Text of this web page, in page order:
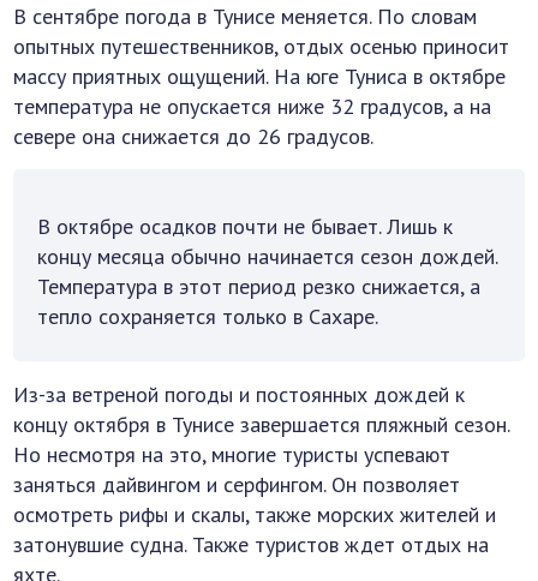
В сентябре погода в Тунисе меняется. По словам
опытных путешественников, отдых осенью приносит
массу приятных ощущений. На юге Туниса в октябре
температура не опускается ниже 32 градусов, а на
севере она снижается до 26 градусов.
В октябре осадков почти не бывает. Лишь к
концу месяца обычно начинается сезон дождей.
Температура в этот период резко снижается, а
тепло сохраняется только в Сахаре.
Из-за ветреной погоды и постоянных дождей к
концу октября в Тунисе завершается пляжный сезон.
Но несмотря на это, многие туристы успевают
заняться дайвингом и серфингом. Он позволяет
осмотреть рифы и скалы, также морских жителей и
затонувшие судна. Также туристов ждет отдых на
яхте.